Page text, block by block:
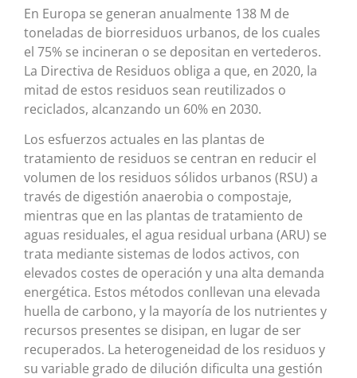
En Europa se generan anualmente 138 M de
toneladas de biorresiduos urbanos, de los cuales
el 75% se incineran o se depositan en vertederos.
La Directiva de Residuos obliga a que, en 2020, la
mitad de estos residuos sean reutilizados o
reciclados, alcanzando un 60% en 2030.
Los esfuerzos actuales en las plantas de
tratamiento de residuos se centran en reducir el
volumen de los residuos sólidos urbanos (RSU) a
través de digestión anaerobia o compostaje,
mientras que en las plantas de tratamiento de
aguas residuales, el agua residual urbana (ARU) se
trata mediante sistemas de lodos activos, con
elevados costes de operación y una alta demanda
energética. Estos métodos conllevan una elevada
huella de carbono, y la mayoría de los nutrientes y
recursos presentes se disipan, en lugar de ser
recuperados. La heterogeneidad de los residuos y
su variable grado de dilución dificulta una gestión